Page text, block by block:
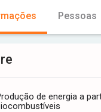
Pessoas
de energia a